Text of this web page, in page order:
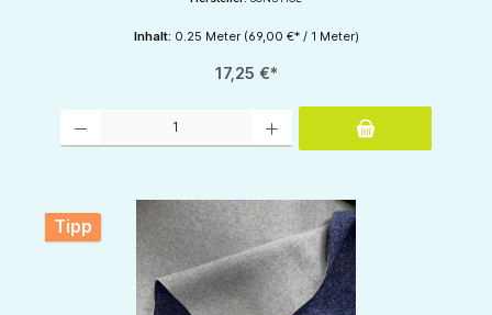
Inhalt: 0.25 Meter (69,00 €* / 1 Meter)
17,25 €*
Tipp